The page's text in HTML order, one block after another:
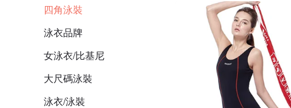
四角泳裝
泳衣品牌
女泳衣/比基尼
大尺碼泳裝
泳衣/泳裝